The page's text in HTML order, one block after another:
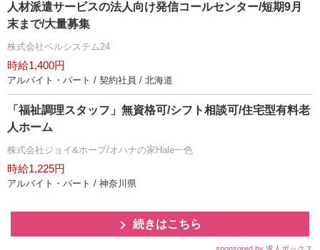
人材派遣サービスの法人向け発信コールセンター/短期9月
末まで/大量募集
株式会社ベルシステム24
時給1,400円
アルバイト・パート / 契約社員 / 北海道
「福祉調理スタッフ」無資格可/シフト相談可/住宅型有料老
人ホーム
株式会社ジョイ&ホープ/オハナの家Hale一色
時給1,225円
アルバイト・パート / 神奈川県
続きはこちら